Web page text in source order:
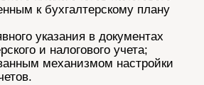
к бухгалтерскому плану
указания в документах
и налогового учета;
механизмом настройки